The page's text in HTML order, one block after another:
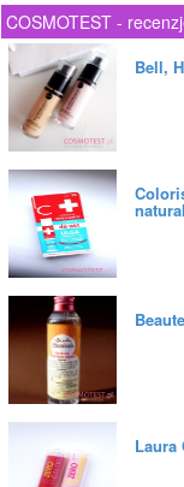
COSMOTEST -
Bell,
Laura